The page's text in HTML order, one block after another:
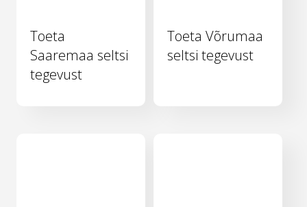
Toeta
Saaremaa seltsi
tegevust
Toeta Võrumaa
seltsi tegevust